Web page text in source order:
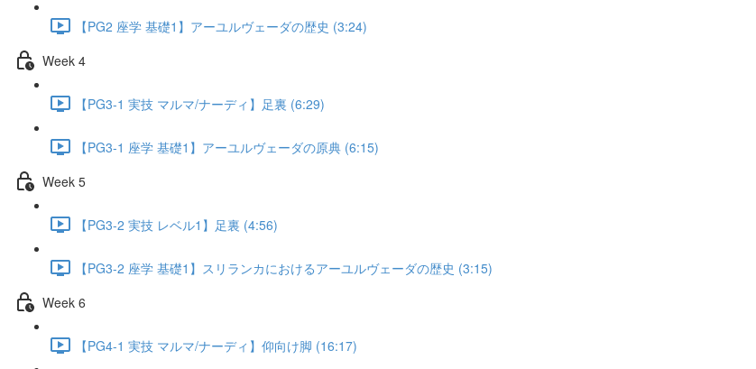
【PG2 座学 基礎1】アーユルヴェーダの歴史 (3:24)
Week 4
【PG3-1 実技 マルマ/ナーディ】足裏 (6:29)
【PG3-1 座学 基礎1】アーユルヴェーダの原典 (6:15)
Week 5
【PG3-2 実技 レベル1】足裏 (4:56)
【PG3-2 座学 基礎1】スリランカにおけるアーユルヴェーダの歴史 (3:15)
Week 6
【PG4-1 実技 マルマ/ナーディ】仰向け脚 (16:17)